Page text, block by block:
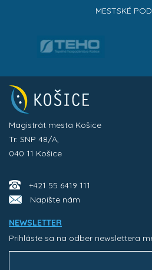
MESTSKÉ
Magistrát mesta Košice
Tr. SNP 48/A,
040 11 Košice
+421 55 6419 111
Napíšte nám
NEWSLETTER
Prihláste sa na odber newslettera